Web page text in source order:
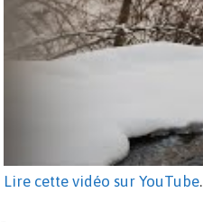
Lire cette vidéo sur YouTube.